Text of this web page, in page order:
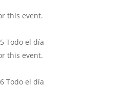
this event.
Todo el día
this event.
Todo el día